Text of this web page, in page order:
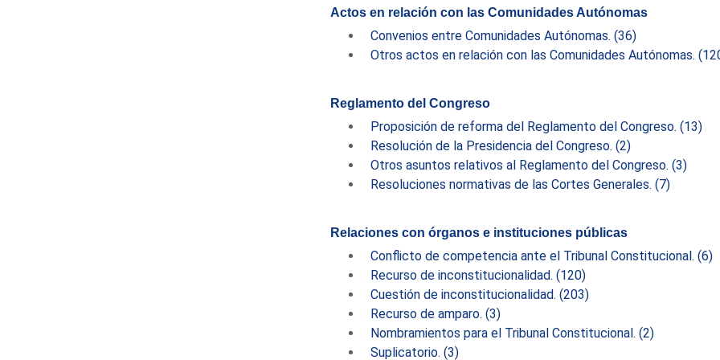
Actos en relación con las Comunidades Autónomas
Convenios entre Comunidades Autónomas. (36)
Otros actos en relación con las Comunidades Autónomas.
Reglamento del Congreso
Proposición de reforma del Reglamento del Congreso. (13)
Resolución de la Presidencia del Congreso. (2)
Otros asuntos relativos al Reglamento del Congreso. (3)
Resoluciones normativas de las Cortes Generales. (7)
Relaciones con órganos e instituciones públicas
Conflicto de competencia ante el Tribunal Constitucional. (6)
Recurso de inconstitucionalidad. (120)
Cuestión de inconstitucionalidad. (203)
Recurso de amparo. (3)
Nombramientos para el Tribunal Constitucional. (2)
Suplicatorio. (3)